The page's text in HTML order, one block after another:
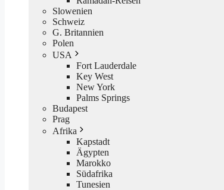
Slowenien
Schweiz
G. Britannien
Polen
USA
Fort Lauderdale
Key West
New York
Palms Springs
Budapest
Prag
Afrika
Kapstadt
Ägypten
Marokko
Südafrika
Tunesien